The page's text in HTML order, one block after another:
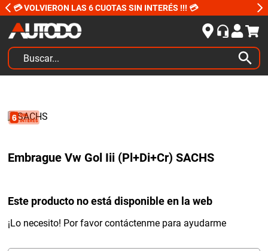
💳 VOLVIERON LAS 6 CUOTAS SIN INTERÉS !!! 💳
Buscar...
Embrague Vw Gol Iii (Pl+Di+Cr) SACHS
Este producto no está disponible en la web
¡Lo necesito! Por favor contáctenme para ayudarme
2.
amortiguadores
bora